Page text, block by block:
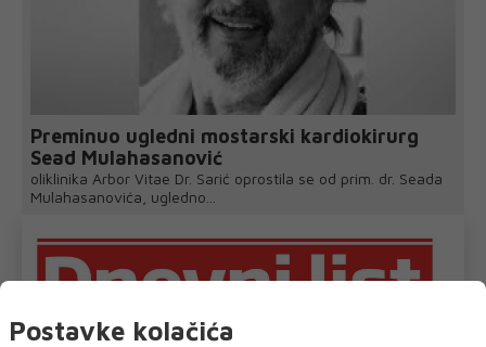
Preminuo ugledni mostarski kardiokirurg
Sead Mulahasanović
oliklinika Arbor Vitae Dr. Sarić oprostila se od prim. dr. Seada
Mulahasanovića, ugledno...
Postavke kolačića